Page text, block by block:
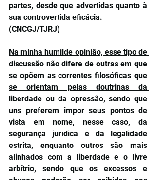
partes, desde que advertidas quanto à
sua controvertida eficácia.
(CNCGJ/TJRJ)
Na minha humilde opinião, esse tipo de
discussão não difere de outras em que
se opõem as correntes filosóficas que
se orientam pelas doutrinas da
liberdade ou da opressão, sendo que
uns preferem impor seus pontos de
vista em nome, nesse caso, da
segurança jurídica e da legalidade
estrita, enquanto outros são mais
alinhados com a liberdade e o livre
arbítrio, sendo que os excessos e